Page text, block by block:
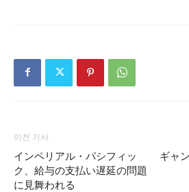
이전 기사
インペリアル・パシフィッ
ク、給与の支払い遅延の問題
に見舞われる
ギャ